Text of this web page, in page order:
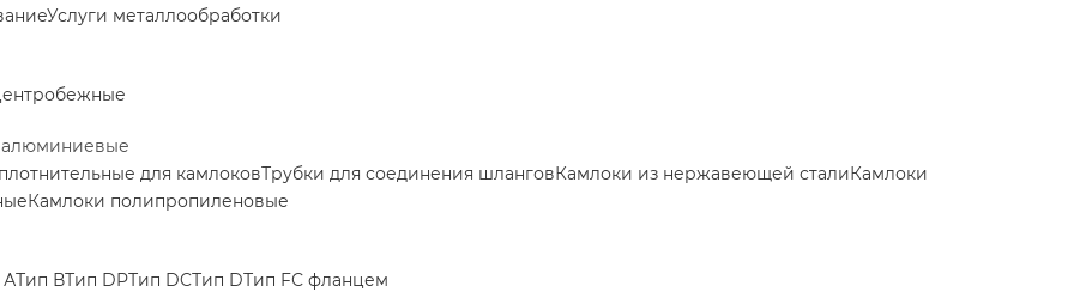
Услуги металлообработки
для камлоковТрубки для соединения шланговКамлоки из нержавеющей сталиКамлоки
Камлоки полипропиленовые
АТип ВТип DPТип DCТип DТип FС фланцем